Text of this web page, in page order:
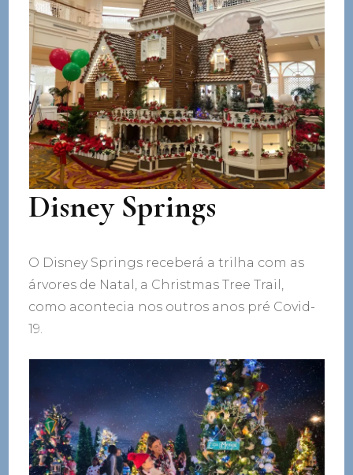
Disney Springs
O Disney Springs receberá a trilha com as
árvores de Natal, a Christmas Tree Trail,
como acontecia nos outros anos pré Covid-
19.